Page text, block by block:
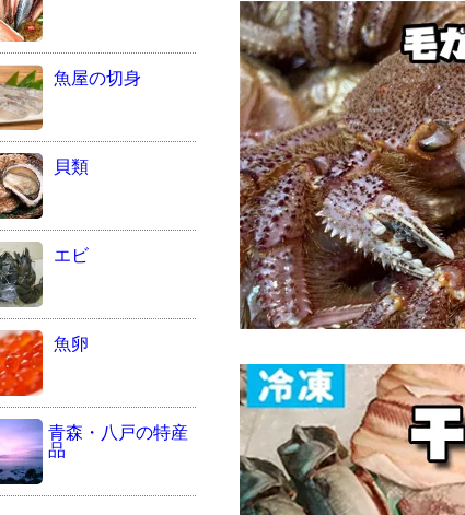
魚屋の切身
貝類
エビ
魚卵
青森・八戸の特産
品